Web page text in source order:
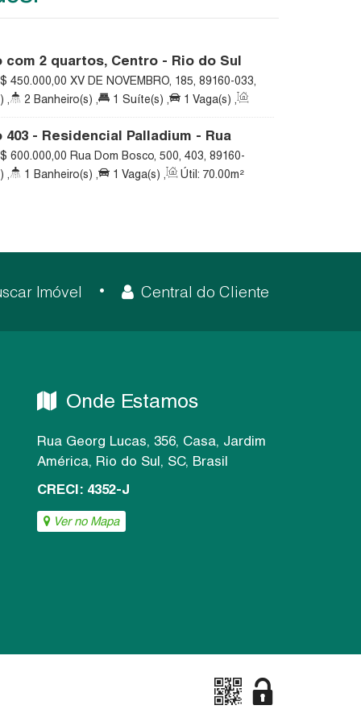
com 2 quartos, Centro - Rio do Sul
450.000,00 XV DE NOVEMBRO, 185, 89160-033,
Santa Catarina, Brasil
, 2 Banheiro(s) , 1 Suíte(s) , 1 Vaga(s) ,
- Residencial Palladium - Rua
- Centro - Rio do Sul
600.000,00 Rua Dom Bosco, 500, 403, 89160-
Sul, Santa Catarina, Brasil
, 1 Banheiro(s) , 1 Vaga(s) , Útil: 70.00m²
Imóvel Central do Cliente
Onde Estamos
Rua Georg Lucas, 356, Casa, Jardim
América, Rio do Sul, SC, Brasil
CRECI: 4352-J
Ver no Mapa